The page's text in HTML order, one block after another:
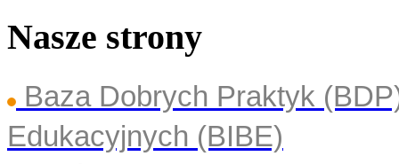
Nasze strony
Baza Dobrych Praktyk
Edukacyjnych (BIBE)